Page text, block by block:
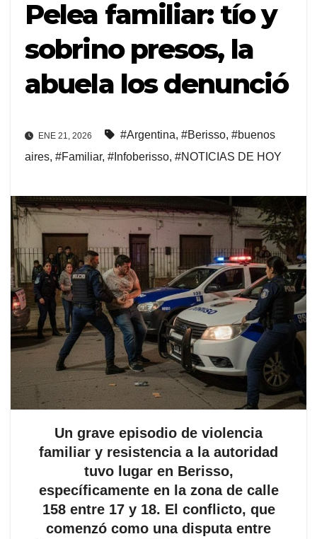
Pelea familiar: tío y
sobrino presos, la
abuela los denunció
ENE 21, 2026 #Argentina, #Berisso, #buenos
aires, #Familiar, #Infoberisso, #NOTICIAS DE HOY
Un grave episodio de violencia
familiar y resistencia a la autoridad
tuvo lugar en Berisso,
específicamente en la zona de calle
158 entre 17 y 18. El conflicto, que
comenzó como una disputa entre